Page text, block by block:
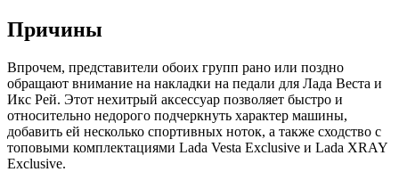
Причины
Впрочем, представители обоих групп рано или поздно
обращают внимание на накладки на педали для Лада Веста и
Икс Рей. Этот нехитрый аксессуар позволяет быстро и
относительно недорого подчеркнуть характер машины,
добавить ей несколько спортивных ноток, а также сходство с
топовыми комплектациями Lada Vesta Exclusive и Lada XRAY
Exclusive.